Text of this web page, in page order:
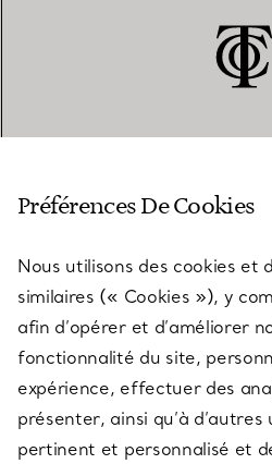
SERVICES
À PROPOS
QUESTIONS LÉGALES
Préférences De Cookies
Nous utilisons des cookies et
similaires (« Cookies »), y
afin d’opérer et d’améliorer
fonctionnalité du site,
expérience, effectuer des
présenter, ainsi qu’à
pertinent et personnalisé et